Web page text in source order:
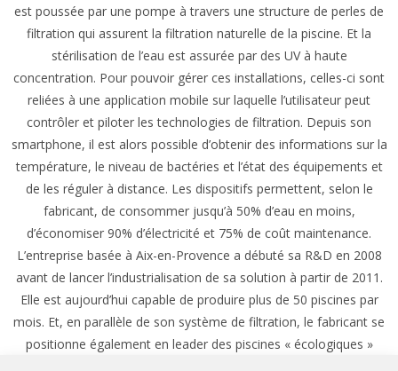
est poussée par une pompe à travers une structure de perles de
filtration qui assurent la filtration naturelle de la piscine. Et la
stérilisation de l’eau est assurée par des UV à haute
concentration. Pour pouvoir gérer ces installations, celles-ci sont
reliées à une application mobile sur laquelle l’utilisateur peut
contrôler et piloter les technologies de filtration. Depuis son
smartphone, il est alors possible d’obtenir des informations sur la
température, le niveau de bactéries et l’état des équipements et
de les réguler à distance. Les dispositifs permettent, selon le
fabricant, de consommer jusqu’à 50% d’eau en moins,
d’économiser 90% d’électricité et 75% de coût maintenance.
L’entreprise basée à Aix-en-Provence a débuté sa R&D en 2008
avant de lancer l’industrialisation de sa solution à partir de 2011.
Elle est aujourd’hui capable de produire plus de 50 piscines par
mois. Et, en parallèle de son système de filtration, le fabricant se
positionne également en leader des piscines « écologiques »